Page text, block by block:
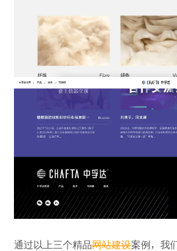
通过以上三个精品网站建设案例，我